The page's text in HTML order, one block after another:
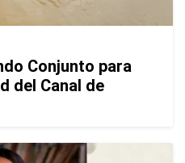
Conjunto para
del Canal de